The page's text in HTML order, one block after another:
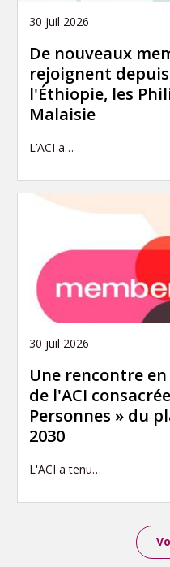
30 juil 2026
De nouveaux
rejoignent
l'Éthiopie, les
Malaisie
L’ACI a…
30 juil 2026
Une rencontre
de l'ACI
Personnes » du
2030
L'ACI a tenu…